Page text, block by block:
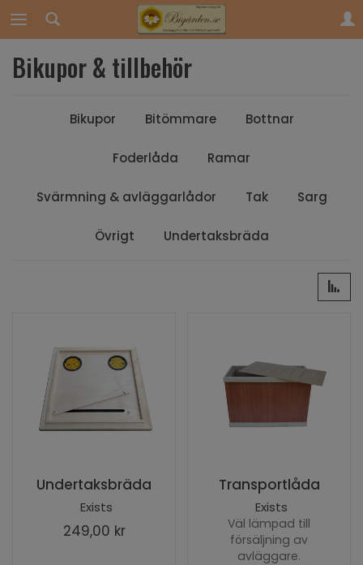
Bikupor & tillbehör
Bikupor Bitömmare Bottnar
Foderlåda Ramar
Svärmning & avläggarlådor Tak Sarg
Övrigt Undertaksbräda
Undertaksbräda
Exists
249,00 kr
Transportlåda
Exists
Väl lämpad till
försäljning av
avläggare.